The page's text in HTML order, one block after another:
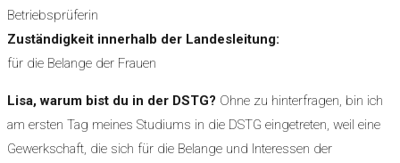
Betriebsprüferin
Zuständigkeit innerhalb der Landesleitung:
für die Belange der Frauen
Lisa, warum bist du in der DSTG? Ohne zu hinterfragen, bin ich
am ersten Tag meines Studiums in die DSTG eingetreten, weil eine
Gewerkschaft, die sich für die Belange und Interessen der